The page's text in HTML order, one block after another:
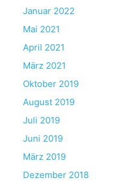
Januar 2022
Mai 2021
April 2021
März 2021
Oktober 2019
August 2019
Juli 2019
Juni 2019
März 2019
Dezember 2018